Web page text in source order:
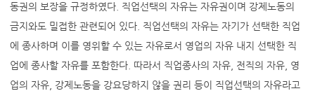
동권의 보장을 규정하였다. 직업선택의 자유는 자유권이며 강제노동의
금지와도 밀접한 관련되어 있다. 직업선택의 자유는 자기가 선택한 직업
에 종사하며 이를 영위할 수 있는 자유로서 영업의 자유 내지 선택한 직
업에 종사할 자유를 포함한다. 따라서 직업종사의 자유, 전직의 자유, 영
업의 자유, 강제노동을 강요당하지 않을 권리 등이 직업선택의 자유라고